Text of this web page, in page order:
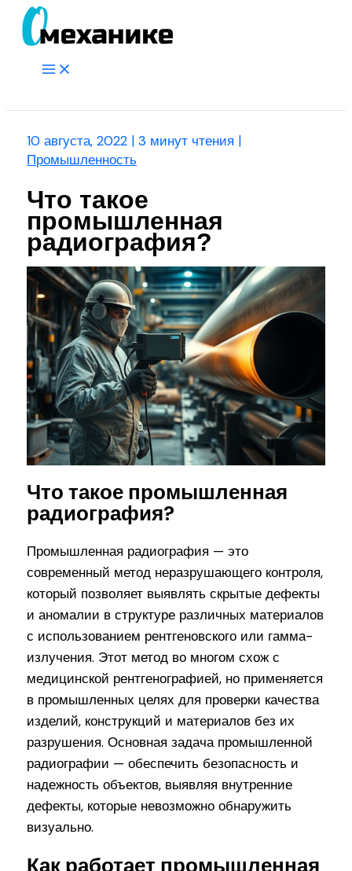
Перейти
Main
10 августа, 2022 |3 минут чтения |
Промышленность
Что такое
промышленная
радиография?
Что такое промышленная
радиография?
Промышленная радиография — это
современный метод неразрушающего контроля,
который позволяет выявлять скрытые дефекты
и аномалии в структуре различных материалов
с использованием рентгеновского или гамма-
излучения. Этот метод во многом схож с
медицинской рентгенографией, но применяется
в промышленных целях для проверки качества
изделий, конструкций и материалов без их
разрушения. Основная задача промышленной
радиографии — обеспечить безопасность и
надежность объектов, выявляя внутренние
дефекты, которые невозможно обнаружить
визуально.
Как работает промышленная